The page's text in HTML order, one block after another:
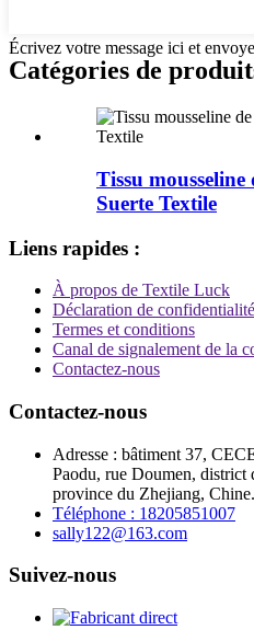
Écrivez votre message ici et
Catégories de
Tissu
Suerte Textile
Liens rapides :
À propos de Textile Luck
Déclaration de confidentialité
Termes et conditions
Canal de signalement de la
Contactez-nous
Contactez-nous
Adresse : bâtiment 37,
Paodu, rue Doumen, district
province du Zhejiang, Chine.
Téléphone : 18205851007
sally122@163.com
Suivez-nous